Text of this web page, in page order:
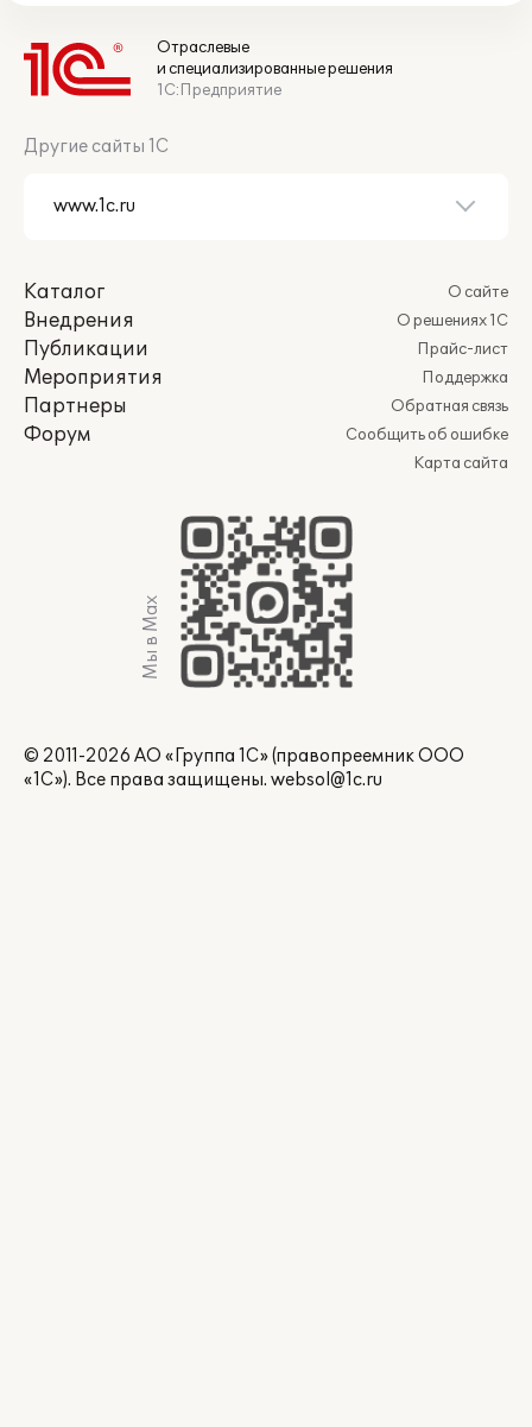
Отраслевые
и специализированные решения
1С:Предприятие
Другие сайты 1С
Каталог
Внедрения
Публикации
Мероприятия
Партнеры
Форум
О сайте
О решениях 1С
Прайс-лист
Поддержка
Обратная связь
Сообщить об ошибке
Карта сайта
Мы в Max
© 2011-2026 АО «Группа 1С» (правопреемник ООО
«1С»). Все права защищены. websol@1c.ru